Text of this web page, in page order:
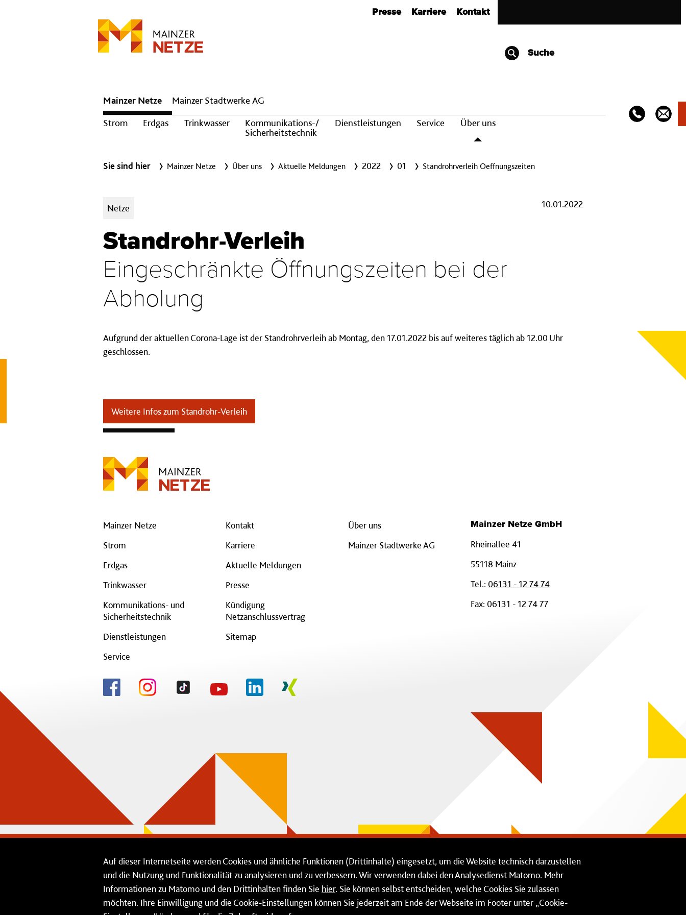
Presse Karriere Kontakt
Suche
Hauptnavigation
Mainzer Netze
Strom
Erdgas Trinkwasser
Kommunikations-/
Sicherheitstechnik
Dienstleistungen Service Über uns
Mainzer Stadtwerke AG
Sie sind hier Mainzer Netze Über uns Aktuelle Meldungen 2022 01 Standrohrverleih Oeffnungszeiten
Kategorien:
Netze 10.01.2022
Standrohr-Verleih
Eingeschränkte Öffnungszeiten bei der
Abholung
Aufgrund der aktuellen Corona-Lage ist der Standrohrverleih ab Montag, den 17.01.2022 bis auf weiteres täglich ab 12.00 Uhr
geschlossen.
Weitere Infos zum Standrohr-Verleih
Mainzer Netze
Strom
Erdgas
Trinkwasser
Kommunikations- und
Sicherheitstechnik
Dienstleistungen
Service
Kontakt
Karriere
Aktuelle Meldungen
Presse
Kündigung
Netzanschlussvertrag
Sitemap
Über uns
Mainzer Stadtwerke AG
Mainzer Netze GmbH
Rheinallee 41
55118 Mainz
Tel.: 06131 - 12 74 74
Fax: 06131 - 12 74 77
Auf dieser Internetseite werden Cookies und ähnliche Funktionen (Drittinhalte) eingesetzt, um die Website technisch darzustellen
und die Nutzung und Funktionalität zu analysieren und zu verbessern. Wir verwenden dabei den Analysedienst Matomo. Mehr
Informationen zu Matomo und den Drittinhalten finden Sie hier. Sie können selbst entscheiden, welche Cookies Sie zulassen
möchten. Ihre Einwilligung und die Cookie-Einstellungen können Sie jederzeit am Ende der Webseite im Footer unter „Cookie-